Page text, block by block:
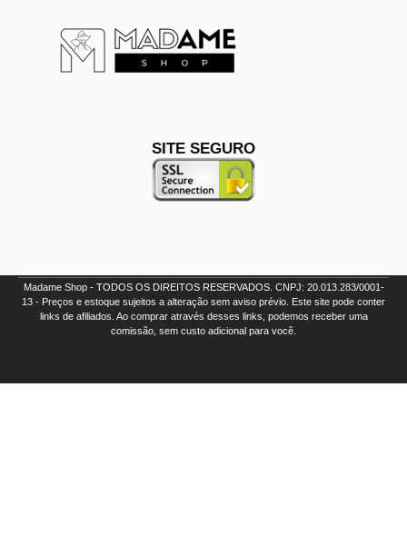
SITE SEGURO
Madame Shop - TODOS OS DIREITOS RESERVADOS. CNPJ: 20.013.283/0001-
13 - Preços e estoque sujeitos a alteração sem aviso prévio. Este site pode conter
links de afiliados. Ao comprar através desses links, podemos receber uma
comissão, sem custo adicional para você.